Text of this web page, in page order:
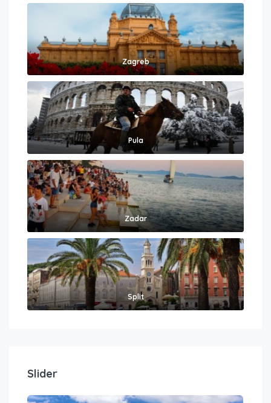
Zagreb
Pula
Zadar
Split
Slider